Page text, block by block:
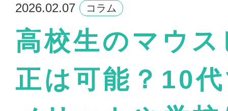
2026.02.07 コラム
高校生のマウ
正は可能？10